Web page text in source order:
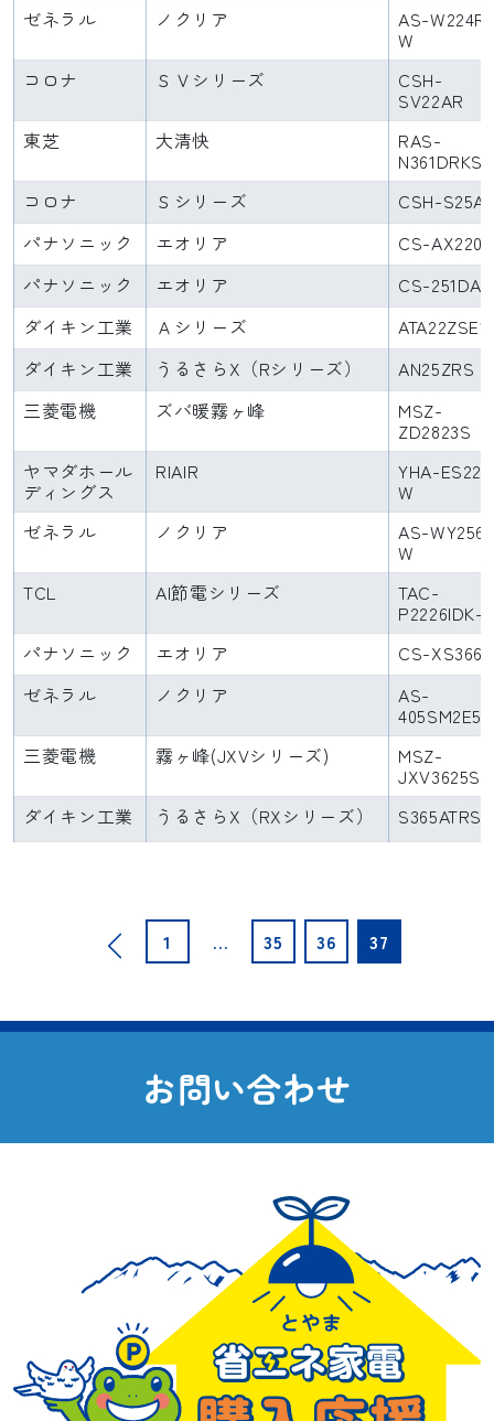
ゼネラル
ノクリア AS-W224R-
W
コロナ
ＳＶシリーズ CSH-
SV22AR
東芝
大清快 RAS-
N361DRKS
コロナ
Ｓシリーズ
CSH-
パナソニック
エオリア
CS-
パナソニック
エオリア
CS-251DAE
ダイキン工業
Ａシリーズ
ATA22ZSE1
ダイキン工業
うるさらX（Rシリーズ）
AN25ZRS
三菱電機
ズバ暖霧ヶ峰 MSZ-
ZD2823S
ヤマダホール
ディングス
RIAIR YHA-
W
ゼネラル
ノクリア AS-
W
TCL
AI節電シリーズ TAC-
P2226IDK-
パナソニック
エオリア
CS-
ゼネラル
ノクリア AS-
405SM2E5
三菱電機
霧ヶ峰(JXVシリーズ) MSZ-
JXV3625S
ダイキン工業
うるさらX（RXシリーズ） S365ATRS
の
ー
1 … 35 36 37
お問い合わせ